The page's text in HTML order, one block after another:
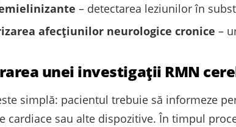
– detectarea leziunilor în
afecțiunilor neurologice cronice –
unei investigații RMN
simplă: pacientul trebuie să informeze
cardiace sau alte dispozitive. În timpul